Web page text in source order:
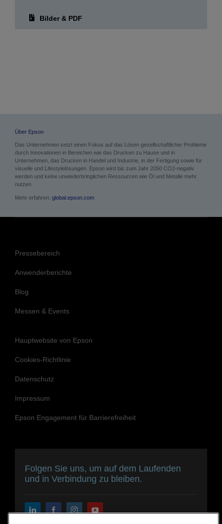
Bilder & PDF
Über Epson
Das Unternehmen setzt einen Fokus auf das Lösen gesellschaftlicher Probleme
durch Innovationen in Bereichen wie das Drucken zu Hause und in
Unternehmen, das Drucken in Handel und Industrie, in der Fertigung sowie für
visuelle und Lifestylelösungen. Epson wird bis zum Jahr 2050 CO2-negativ
werden und keine unwiederbringlichen Ressourcen wie Öl und Metalle mehr
nutzen.
Mehr erfahren: global.epson.com
Pressebereich
Anwenderberichte
Blog
Messen & Events
Hauptwebsite von Epson
Cookies-Richtlinie
Datenschutz
Impressum
Epson Engagement für Barrierefreiheit
Folgen Sie uns, um auf dem Laufenden
und in Verbindung zu bleiben.